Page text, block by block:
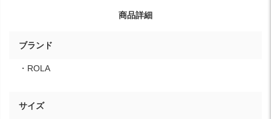
商品詳細
ブランド
・ROLA
サイズ